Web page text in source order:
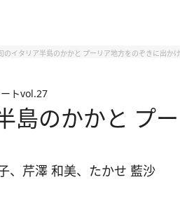
のイタリア半島のかかと プーリア地方をのぞきに出か
トvol.27
島のかかと プ
、芹澤 和美、たかせ 藍沙